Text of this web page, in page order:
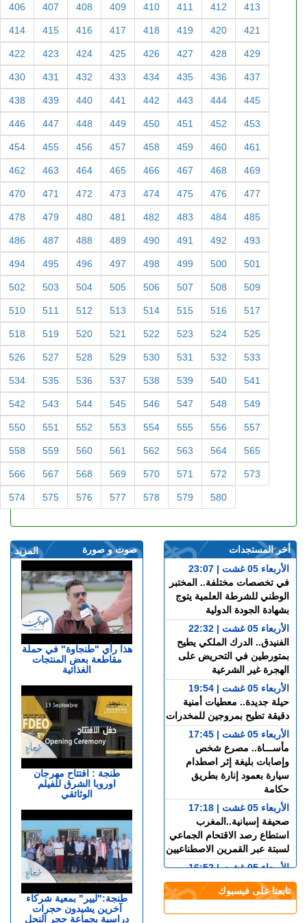
406 407 408 409 410 411 412 413
414 415 416 417 418 419 420 421
422 423 424 425 426 427 428 429
430 431 432 433 434 435 436 437
438 439 440 441 442 443 444 445
446 447 448 449 450 451 452 453
454 455 456 457 458 459 460 461
462 463 464 465 466 467 468 469
470 471 472 473 474 475 476 477
478 479 480 481 482 483 484 485
486 487 488 489 490 491 492 493
494 495 496 497 498 499 500 501
502 503 504 505 506 507 508 509
510 511 512 513 514 515 516 517
518 519 520 521 522 523 524 525
526 527 528 529 530 531 532 533
534 535 536 537 538 539 540 541
542 543 544 545 546 547 548 549
550 551 552 553 554 555 556 557
558 559 560 561 562 563 564 565
566 567 568 569 570 571 572 573
574 575 576 577 578 579 580
المزيد صوت و صورة
هذا رأي "طنجاوة" في حملة
مقاطعة بعض المنتجات
الغذائية
طنجة : افتتاح مهرجان
اوروبا الشرق للفيلم
الوثائقي
طنجة:"ليير" بمعية شركاء
آخرين يشيدون حجرات
دراسية بجماعة حجر النحل
أخر المستجدات
الأربعاء 05 غشت | 23:07
في تخصصات مختلفة.. المختبر
الوطني للشرطة العلمية يتوج
بشهادة الجودة الدولية
الأربعاء 05 غشت | 22:32
الفنيدق.. الدرك الملكي يطيح
بمتورطين في التحريض على
الهجرة غير الشرعية
الأربعاء 05 غشت | 19:54
حيلة جديدة.. معطيات أمنية
دقيقة تطيح بمروجين للمخدرات
الأربعاء 05 غشت | 17:45
مأســـاة.. مصرع شخص
وإصابات بليغة إثر اصطدام
سيارة بعمود إنارة بطريق
حكامة
الأربعاء 05 غشت | 17:18
صحيفة إسبانية..المغرب
استطاع رصد الاقتحام الجماعي
لسبتة عبر القمرين الاصطناعيين
الأربعاء 05 غشت | 16:52
بعد المرحلة الابتدائية.. انطلاق
جلسات الاستئناف في محاكمة
تابعنا على فيسبوك